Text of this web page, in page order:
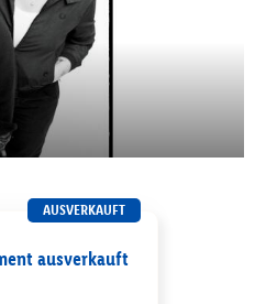
AUSVERKAUFT
ausverkauft